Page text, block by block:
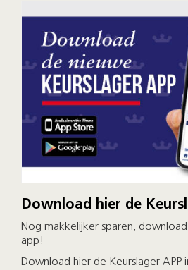
Download hier de
Nog makkelijker sparen,
app!
Download hier de Keurslager APP